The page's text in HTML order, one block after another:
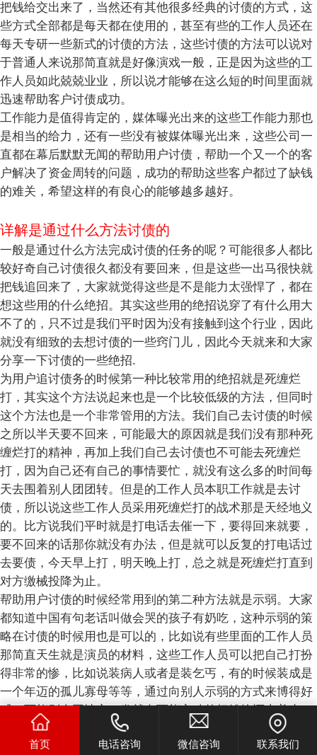
把钱给交出来了，当然还有其他很多经典的讨债的方式，这
些方式全部都是每天都在使用的，甚至有些的工作人员还在
每天专研一些新式的讨债的方法，这些讨债的方法可以说对
于普通人来说那简直就是好像演戏一般，正是因为这些的工
作人员如此兢兢业业，所以说才能够在这么短的时间里面就
迅速帮助客户讨债成功。
工作能力是值得肯定的，媒体曝光出来的这些工作能力那也
是相当的给力，还有一些没有被媒体曝光出来，这些公司一
直都在幕后默默无闻的帮助用户讨债，帮助一个又一个的客
户解决了资金周转的问题，成功的帮助这些客户都过了缺钱
的难关，希望这样的有良心的能够越多越好。
详解是通过什么方法讨债的
一般是通过什么方法完成讨债的任务的呢？可能很多人都比
较好奇自己讨债很久都没有要回来，但是这些一出马很快就
把钱追回来了，大家就觉得这些是不是能力太强悍了，都在
想这些用的什么绝招。其实这些用的绝招说穿了有什么用大
不了的，只不过是我们平时因为没有接触到这个行业，因此
就没有细致的去想讨债的一些窍门儿，因此今天就来和大家
分享一下讨债的一些绝招.
为用户追讨债务的时候第一种比较常用的绝招就是死缠烂
打，其实这个方法说起来也是一个比较低级的方法，但同时
这个方法也是一个非常管用的方法。我们自己去讨债的时候
之所以半天要不回来，可能最大的原因就是我们没有那种死
缠烂打的精神，再加上我们自己去讨债也不可能去死缠烂
打，因为自己还有自己的事情要忙，就没有这么多的时间每
天去围着别人团团转。但是的工作人员本职工作就是去讨
债，所以说这些工作人员采用死缠烂打的战术那是天经地义
的。比方说我们平时就是打电话去催一下，要得回来就要，
要不回来的话那你就没有办法，但是就可以反复的打电话过
去要债，今天早上打，明天晚上打，总之就是死缠烂打直到
对方缴械投降为止。
帮助用户讨债的时候经常用到的第二种方法就是示弱。大家
都知道中国有句老话叫做会哭的孩子有奶吃，这种示弱的策
略在讨债的时候用也是可以的，比如说有些里面的工作人员
那简直天生就是演员的材料，这些工作人员可以把自己打扮
得非常的惨，比如说装病人或者是装乞丐，有的时候装成是
一个年迈的孤儿寡母等等，通过向别人示弱的方式来博得好
感，可能别人同情心一发就有可能主动的把钱给还上着来，
这种讨债的方式对于躺在公司的工作人员来说是一个不小的
考验，因为如果你不是一个在演艺方面有天赋的人的话，那
首页 电话咨询 微信咨询 联系我们